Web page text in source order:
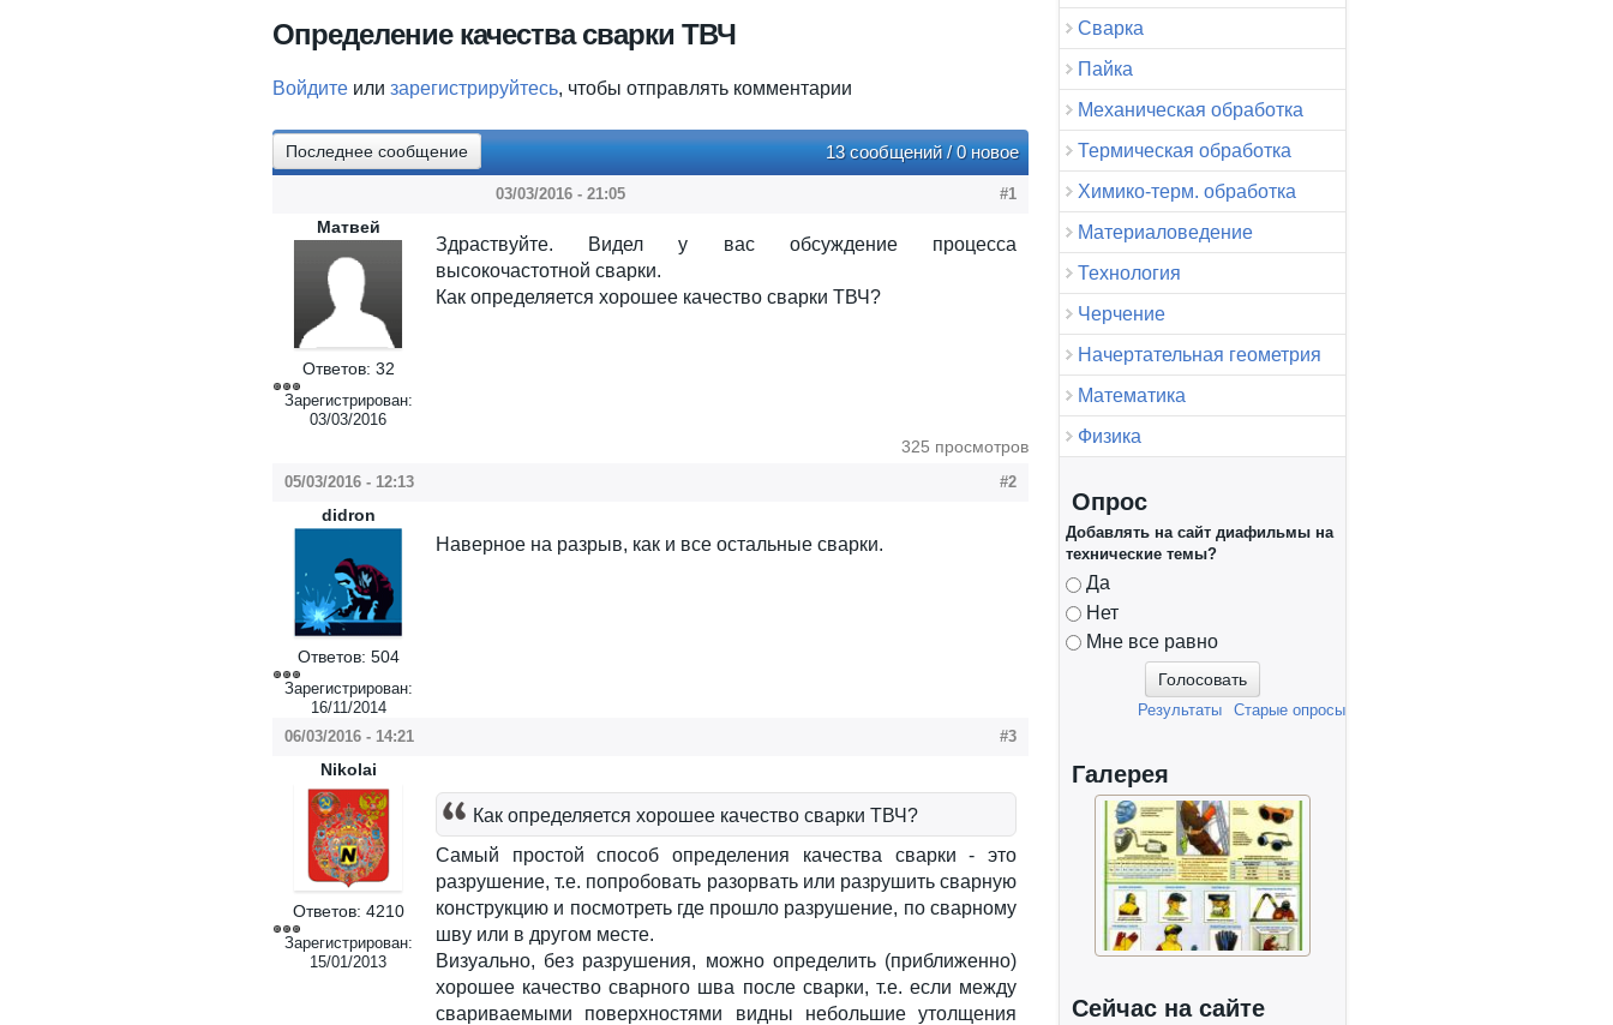
Определение качества сварки ТВЧ
Войдите или зарегистрируйтесь, чтобы отправлять комментарии
Последнее сообщение 13 сообщений / 0 новое
03/03/2016 - 21:05 #1
Матвей
Ответов: 32
Зарегистрирован:
03/03/2016
Здраствуйте. Видел у вас обсуждение процесса
высокочастотной сварки.
Как определяется хорошее качество сварки ТВЧ?
325 просмотров
05/03/2016 - 12:13 #2
didron
Ответов: 504
Зарегистрирован:
16/11/2014
Наверное на разрыв, как и все остальные сварки.
06/03/2016 - 14:21 #3
Nikolai
Ответов: 4210
Зарегистрирован:
15/01/2013
Как определяется хорошее качество сварки ТВЧ?
Самый простой способ определения качества сварки - это
разрушение, т.е. попробовать разорвать или разрушить сварную
конструкцию и посмотреть где прошло разрушение, по сварному
шву или в другом месте.
Визуально, без разрушения, можно определить (приближенно)
хорошее качество сварного шва после сварки, т.е. если между
свариваемыми поверхностями видны небольшие утолщения
Сварка
Пайка
Механическая обработка
Термическая обработка
Химико-терм. обработка
Материаловедение
Технология
Черчение
Начертательная геометрия
Математика
Физика
Опрос
Добавлять на сайт диафильмы на
технические темы?
Варианты
Да
Нет
Мне все равно
Старые опросы
Результаты
Галерея
Сейчас на сайте